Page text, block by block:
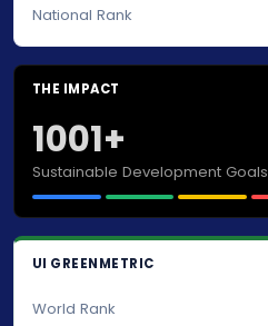
National Rank
THE IMPACT
1001+
Sustainable Development Goals
UI GREENMETRIC
World Rank